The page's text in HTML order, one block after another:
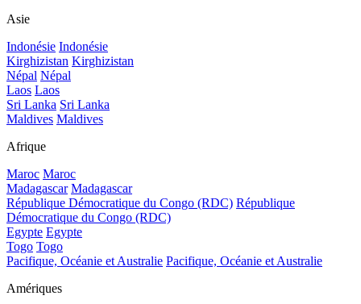
Asie
Indonésie Indonésie
Kirghizistan Kirghizistan
Népal Népal
Laos Laos
Sri Lanka Sri Lanka
Maldives Maldives
Afrique
Maroc Maroc
Madagascar Madagascar
République Démocratique du Congo (RDC) République
Démocratique du Congo (RDC)
Egypte Egypte
Togo Togo
Pacifique, Océanie et Australie Pacifique, Océanie et Australie
Amériques